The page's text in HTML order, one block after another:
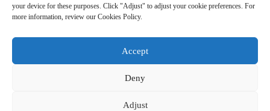
لپاره چمتو یاست
د وروستۍ پایلې لیدلو څخه
your device for these purposes. Click "Adjust" to adjust your cookie preferences. For
more information, review our Cookies Policy.
Accept
Deny
Adjust